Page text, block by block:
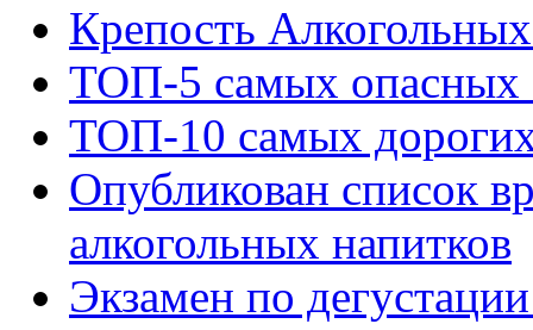
Крепость
ТОП-5 самых опасных
ТОП-10 самых
Опубликован список
алкогольных напитков
Экзамен по